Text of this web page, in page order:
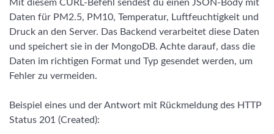
Mit diesem CURL-Befehl sendest du einen JSON-Body mit
Daten für PM2.5, PM10, Temperatur, Luftfeuchtigkeit und
Druck an den Server. Das Backend verarbeitet diese Daten
und speichert sie in der MongoDB. Achte darauf, dass die
Daten im richtigen Format und Typ gesendet werden, um
Fehler zu vermeiden.
Beispiel eines und der Antwort mit Rückmeldung des HTTP
Status 201 (Created):